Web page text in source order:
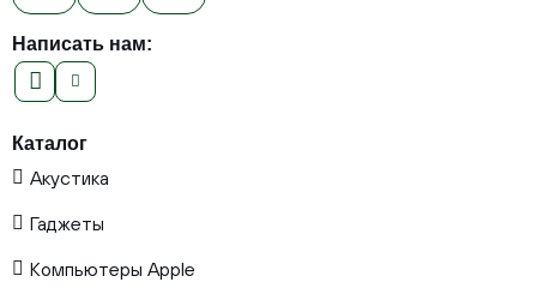
Написать нам:
Каталог
Акустика
Гаджеты
Компьютеры Apple